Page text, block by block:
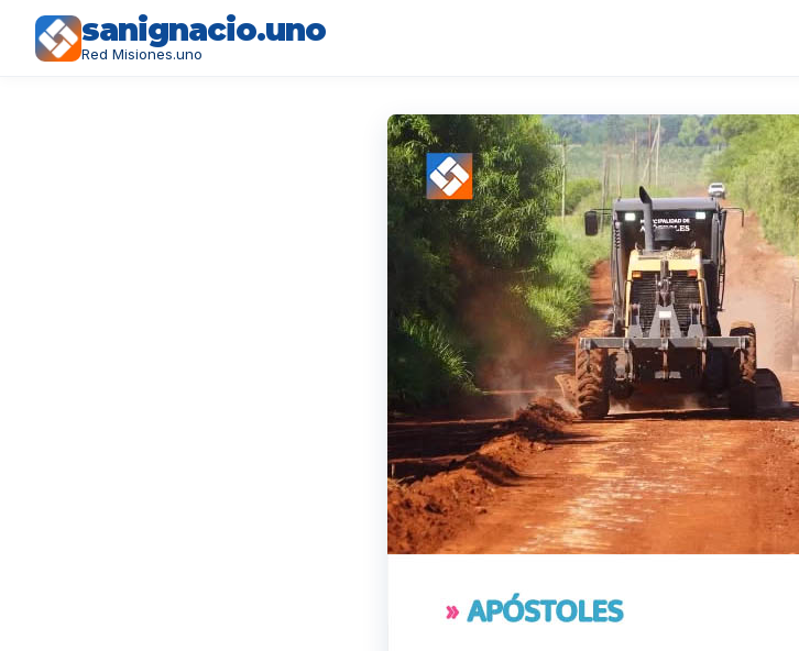
sanignacio.uno
Red Misiones.uno